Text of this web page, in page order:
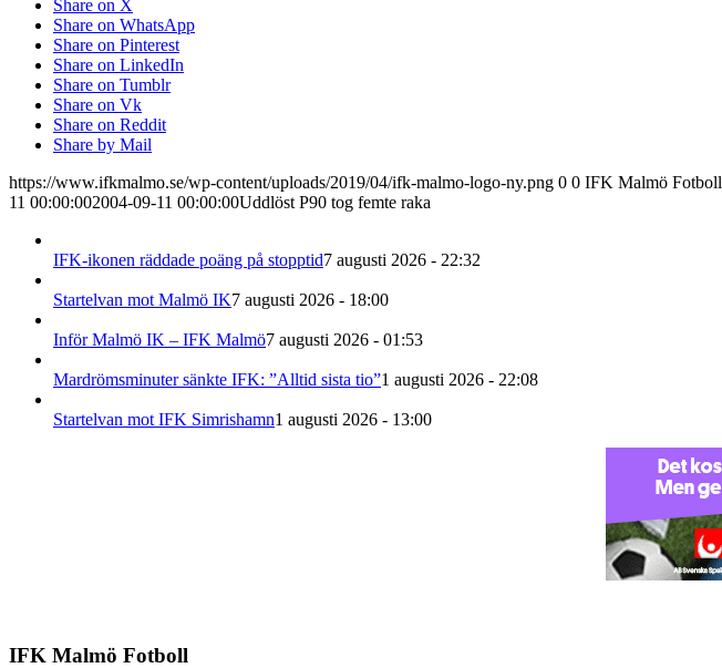
Share on X
Share on WhatsApp
Share on Pinterest
Share on LinkedIn
Share on Tumblr
Share on Vk
Share on Reddit
Share by Mail
https://www.ifkmalmo.se/wp-content/uploads/2019/04/ifk-malmo-logo-ny.png 0 0 IFK Malmö Fotboll
11 00:00:002004-09-11 00:00:00Uddlöst P90 tog femte raka
IFK-ikonen räddade poäng på stopptid7 augusti 2026 - 22:32
Startelvan mot Malmö IK7 augusti 2026 - 18:00
Inför Malmö IK – IFK Malmö7 augusti 2026 - 01:53
Mardrömsminuter sänkte IFK: ”Alltid sista tio”1 augusti 2026 - 22:08
Startelvan mot IFK Simrishamn1 augusti 2026 - 13:00
IFK Malmö Fotboll